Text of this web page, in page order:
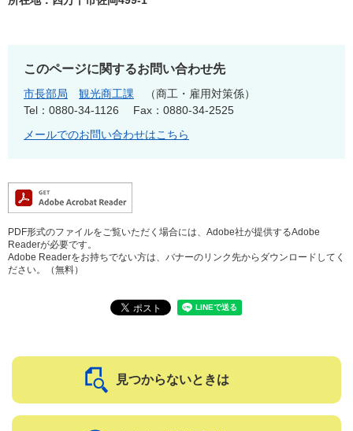
このページに関するお問い合わせ先
市長部局 観光商工課
商工・雇用対策係
Tel：0880-34-1126
Fax：0880-34-2525
メールでのお問い合わせはこちら
PDF形式のファイルをご覧いただく場合には、Adobe社が提供するAdobe
Readerが必要です。
Adobe Readerをお持ちでない方は、バナーのリンク先からダウンロードしてく
ださい。（無料）
見つからないときは